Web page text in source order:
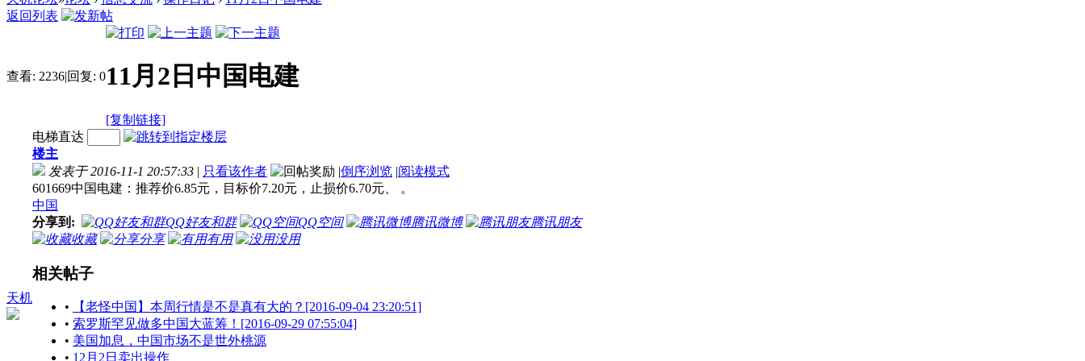
返回列表
查看: 2236|回复: 011月2日中国电建
[复制链接]
天机
电梯直达
楼主
发表于 2016-11-1 20:57:33 | 只看该作者 |倒序浏览 |阅读模式
601669中国电建：推荐价6.85元，目标价7.20元，止损价6.70元、 。
中国
分享到:
QQ好友和群 QQ空间 腾讯微博
腾讯朋友
收藏
分享 有用 没用
相关帖子
•
【老怪中国】本周行情是不是真有大的？[2016-09-04 23:20:51]
• 索罗斯罕见做多中国大蓝筹！[2016-09-29 07:55:04]
• 美国加息，中国市场不是世外桃源
• 12月2日卖出操作